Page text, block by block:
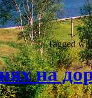
Tagged
на